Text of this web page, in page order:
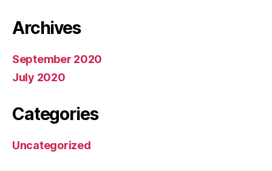
Archives
September 2020
July 2020
Categories
Uncategorized